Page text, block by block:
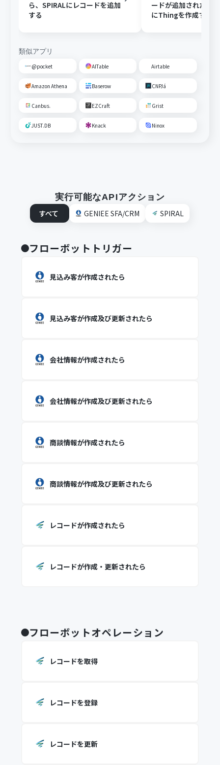
ら、SPIRALにレコードを追加
する
ードが追加されたら
にThingを作成する
類似アプリ
@pocket AITable Airtable
Amazon Athena Baserow CNPJá
Canbus. EZCraft Grist
JUST.DB Knack Ninox
実行可能なAPIアクション
すべて
GENIEE SFA/CRM SPIRAL
フローボットトリガー
見込み客が作成されたら
見込み客が作成及び更新されたら
会社情報が作成されたら
会社情報が作成及び更新されたら
商談情報が作成されたら
商談情報が作成及び更新されたら
レコードが作成されたら
レコードが作成・更新されたら
フローボットオペレーション
レコードを取得
レコードを登録
レコードを更新